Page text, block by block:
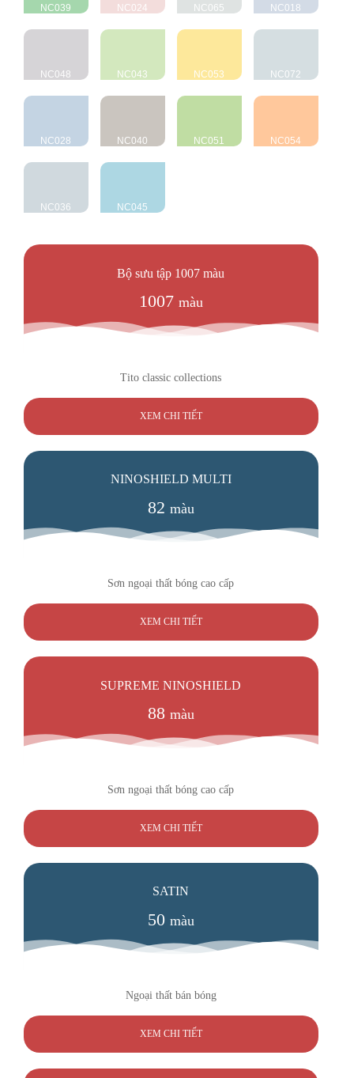
NC039 NC024 NC065 NC018
NC048 NC043 NC053 NC072
NC028 NC040 NC051 NC054
NC036 NC045
Bộ sưu tập 1007 màu
1007 màu
Tito classic collections
XEM CHI TIẾT
NINOSHIELD MULTI
82 màu
Sơn ngoại thất bóng cao cấp
XEM CHI TIẾT
SUPREME NINOSHIELD
88 màu
Sơn ngoại thất bóng cao cấp
XEM CHI TIẾT
SATIN
50 màu
Ngoại thất bán bóng
XEM CHI TIẾT